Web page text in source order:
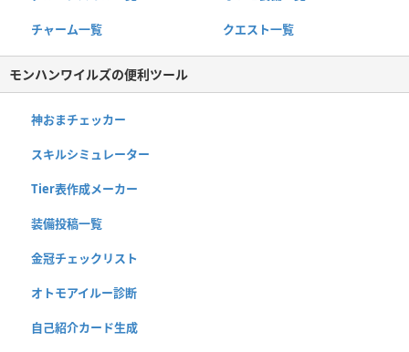
チャーム一覧 クエスト一覧
モンハンワイルズの便利ツール
神おまチェッカー
スキルシミュレーター
Tier表作成メーカー
装備投稿一覧
金冠チェックリスト
オトモアイルー診断
自己紹介カード生成